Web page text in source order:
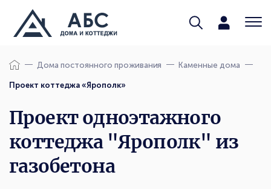
Дома постоянного проживания Каменные дома
Проект коттеджа «Ярополк»
Проект одноэтажного
коттеджа "Ярополк" из
газобетона